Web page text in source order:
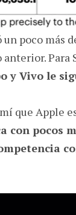
poco más
Para
y Vivo le
que Apple
con pocos